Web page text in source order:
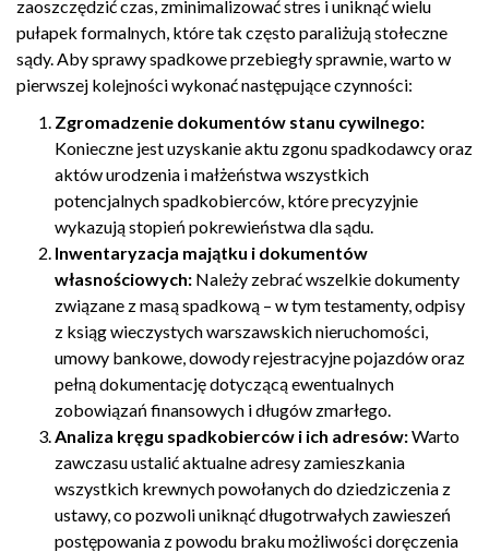
zaoszczędzić czas, zminimalizować stres i uniknąć wielu
pułapek formalnych, które tak często paraliżują stołeczne
sądy. Aby sprawy spadkowe przebiegły sprawnie, warto w
pierwszej kolejności wykonać następujące czynności:
Zgromadzenie dokumentów stanu cywilnego:
Konieczne jest uzyskanie aktu zgonu spadkodawcy oraz
aktów urodzenia i małżeństwa wszystkich
potencjalnych spadkobierców, które precyzyjnie
wykazują stopień pokrewieństwa dla sądu.
Inwentaryzacja majątku i dokumentów
własnościowych: Należy zebrać wszelkie dokumenty
związane z masą spadkową – w tym testamenty, odpisy
z ksiąg wieczystych warszawskich nieruchomości,
umowy bankowe, dowody rejestracyjne pojazdów oraz
pełną dokumentację dotyczącą ewentualnych
zobowiązań finansowych i długów zmarłego.
Analiza kręgu spadkobierców i ich adresów:Warto
zawczasu ustalić aktualne adresy zamieszkania
wszystkich krewnych powołanych do dziedziczenia z
ustawy, co pozwoli uniknąć długotrwałych zawieszeń
postępowania z powodu braku możliwości doręczenia